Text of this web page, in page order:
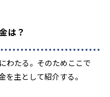
は？
わたる。そのためここで
を主として紹介する。